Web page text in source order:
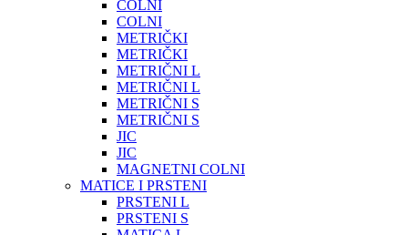
COLNI
COLNI
METRIČKI
METRIČKI
METRIČNI L
METRIČNI L
METRIČNI S
METRIČNI S
JIC
JIC
MAGNETNI COLNI
MATICE I PRSTENI
PRSTENI L
PRSTENI S